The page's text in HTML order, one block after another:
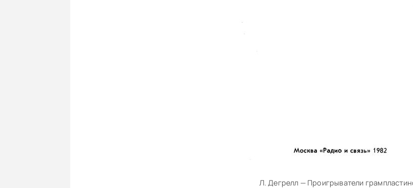
Л. Дегрелл — Проигрыватели